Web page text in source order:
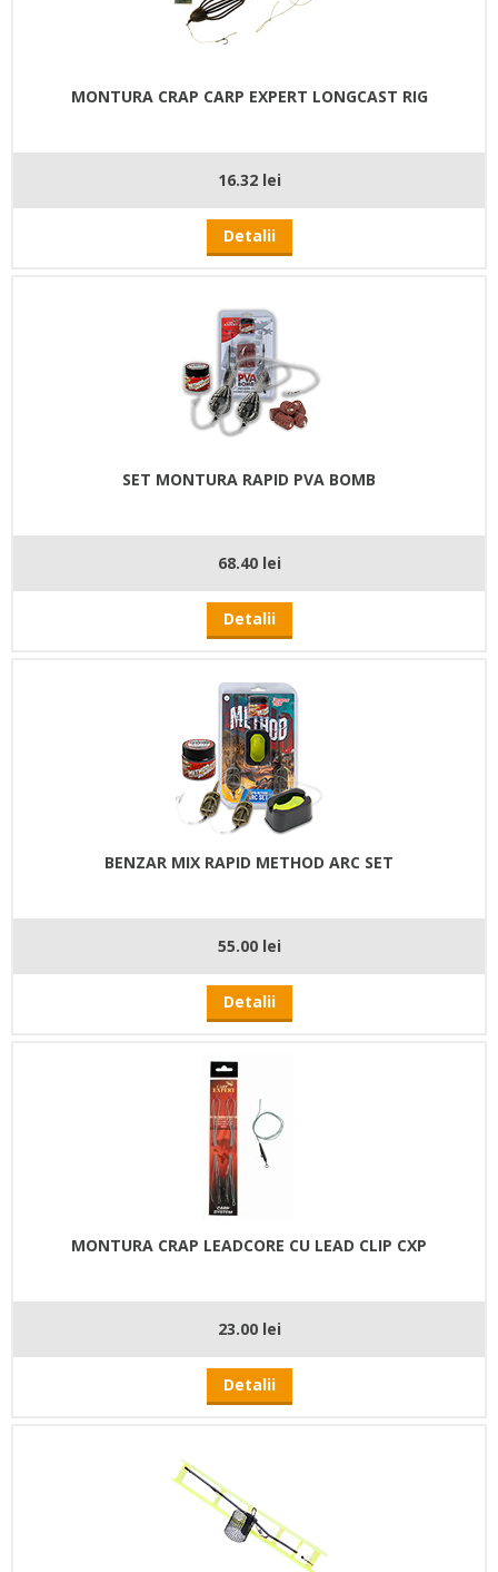
MONTURA CRAP CARP EXPERT LONGCAST RIG
16.32 lei
Detalii
SET MONTURA RAPID PVA BOMB
68.40 lei
Detalii
BENZAR MIX RAPID METHOD ARC SET
55.00 lei
Detalii
MONTURA CRAP LEADCORE CU LEAD CLIP CXP
23.00 lei
Detalii